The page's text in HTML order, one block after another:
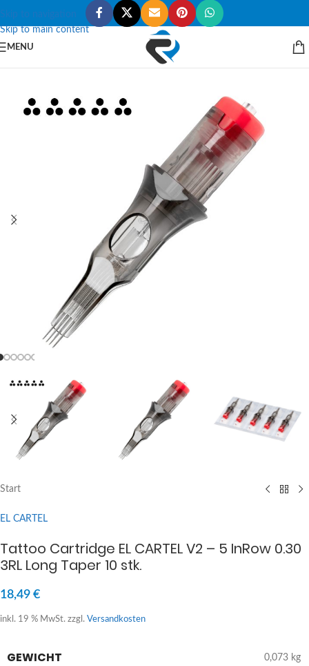
Skip to navigation
Skip to main content
MENU
Start
EL CARTEL
Tattoo Cartridge EL CARTEL V2 – 5 InRow 0.30
3RL Long Taper 10 stk.
18,49 €
inkl. 19 % MwSt. zzgl. Versandkosten
GEWICHT 0,073 kg